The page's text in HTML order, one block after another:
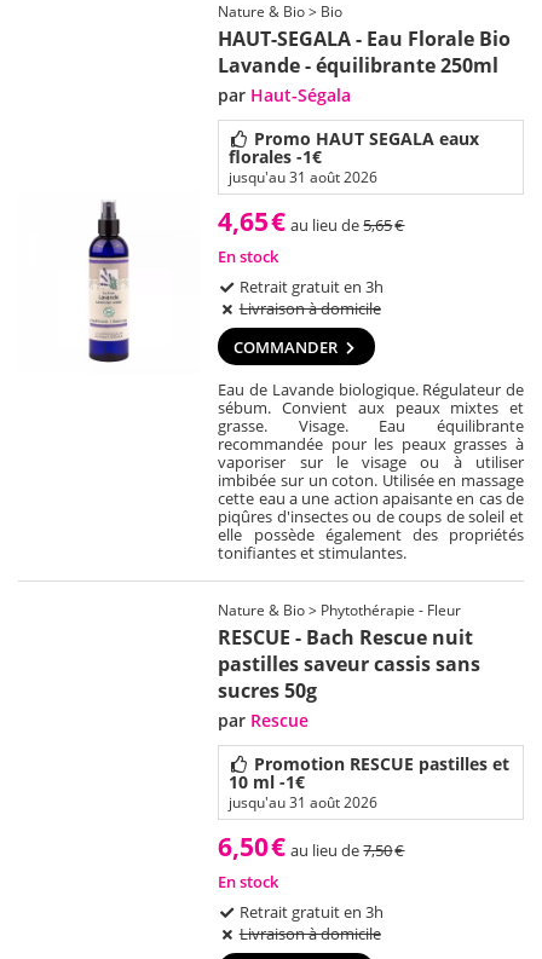
Nature & Bio > Bio
HAUT-SEGALA - Eau Florale Bio
Lavande - équilibrante 250ml
par Haut-Ségala
Promo HAUT SEGALA eaux
florales -1€
jusqu'au 31 août 2026
4,65€ au lieu de5,65€
En stock
Retrait gratuit en 3h
Livraison à domicile
COMMANDER
Eau de Lavande biologique. Régulateur de
sébum. Convient aux peaux mixtes et
grasse. Visage. Eau équilibrante
recommandée pour les peaux grasses à
vaporiser sur le visage ou à utiliser
imbibée sur un coton. Utilisée en massage
cette eau a une action apaisante en cas de
piqûres d'insectes ou de coups de soleil et
elle possède également des propriétés
tonifiantes et stimulantes.
Nature & Bio > Phytothérapie - Fleur
RESCUE - Bach Rescue nuit
pastilles saveur cassis sans
sucres 50g
par Rescue
Promotion RESCUE pastilles et
10 ml -1€
jusqu'au 31 août 2026
6,50€ au lieu de7,50€
En stock
Retrait gratuit en 3h
Livraison à domicile